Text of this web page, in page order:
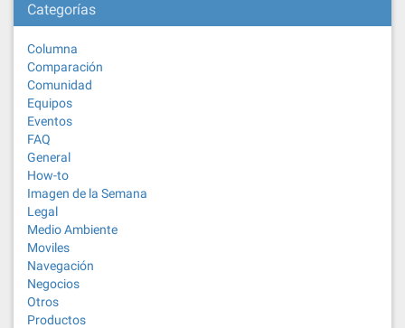
Categorías
Columna
Comparación
Comunidad
Equipos
Eventos
FAQ
General
How-to
Imagen de la Semana
Legal
Medio Ambiente
Moviles
Navegación
Negocios
Otros
Productos